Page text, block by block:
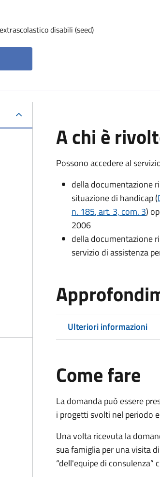
disabili (seed)
A chi è
Possono accedere al
della documentazione
situazione di handicap (
n. 185, art. 3, com. 3)
2006
della documentazione
servizio di assistenza
Ulteriori informazioni
Come fare
La domanda può essere
i progetti svolti nel periodo
Una volta ricevuta la
sua famiglia per una visita
“dell'equipe di consulenza”